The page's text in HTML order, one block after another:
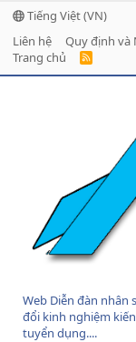
Tiếng Việt (VN)
Liên hệ
Quy định và
Trang chủ
R
Web Diễn đàn nhân
đổi kinh nghiệm
tuyển dụng....